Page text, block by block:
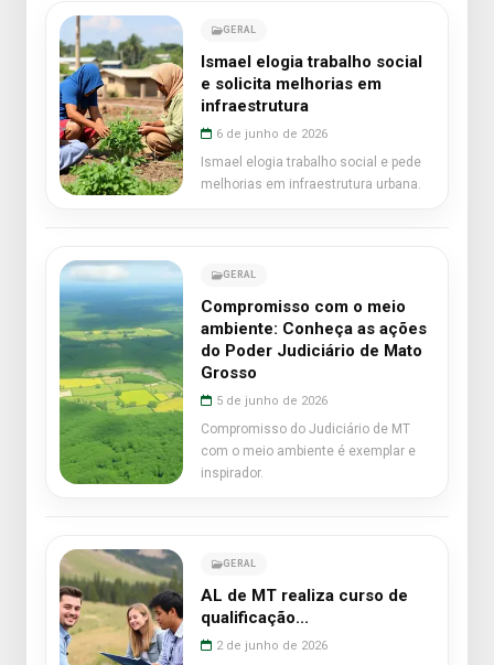
GERAL
Ismael elogia trabalho social
e solicita melhorias em
infraestrutura
6 de junho de 2026
Ismael elogia trabalho social e pede
melhorias em infraestrutura urbana.
GERAL
Compromisso com o meio
ambiente: Conheça as ações
do Poder Judiciário de Mato
Grosso
5 de junho de 2026
Compromisso do Judiciário de MT
com o meio ambiente é exemplar e
inspirador.
GERAL
AL de MT realiza curso de
qualificação...
2 de junho de 2026